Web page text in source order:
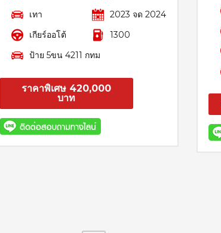
เทา
2023 จด 2024
เกียร์ออโต้
1300
ป้าย 5ขน 4211 กทม
ราคาพิเศษ 420,000
บาท